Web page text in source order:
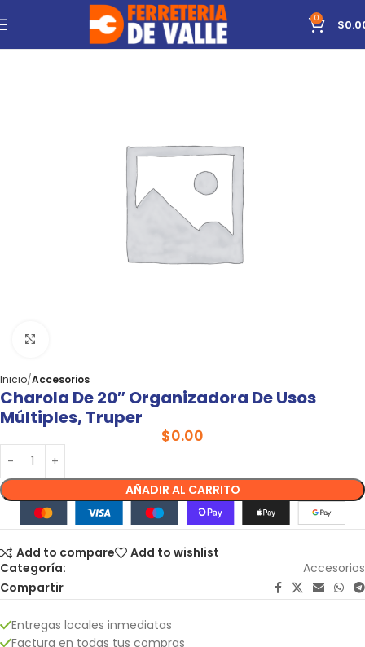
0 $
Inicio Accesorios
Charola De 20″ Organizadora De Usos
Múltiples, Truper
$0.00
AÑADIR AL CARRITO
Add to compare
Add to wishlist
Categoría:
Accesorios
Compartir
Entregas locales inmediatas
Factura en todas tus compras